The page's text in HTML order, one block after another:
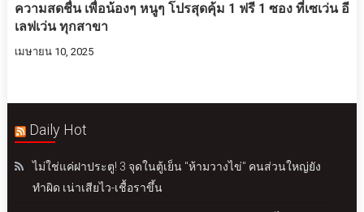
ความสดชื่น เพื่อน้องๆ หนูๆ โปรสุดคุ้ม 1 ฟรี 1 ซอง ที่เซเว่น อี
เลฟเว่น ทุกสาขา
เมษายน 10, 2025
Daily Hot
ไม่ใช่แค่ฝาประตู! 3 จุดในตู้เย็น "ห้ามวางไข่" คนส่วนใหญ่ยัง
ทำผิด เน่าเสียไว-เชื้อราขึ้น